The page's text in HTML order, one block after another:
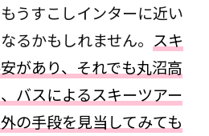
うすこしインターに近い
るかもしれません。 スキ
があり、それでも丸沼高
バスによるスキーツアー
の手段を見当してみても